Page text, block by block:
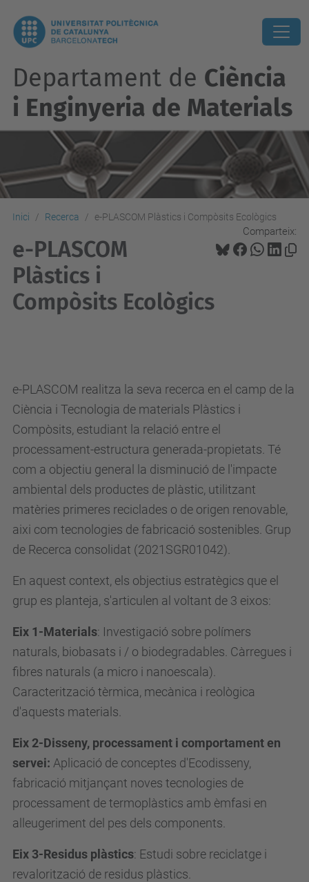
Departament de Ciència
i Enginyeria de Materials
Inici Recerca e-PLASCOM Plàstics i Compòsits Ecològics
Comparteix:
e-PLASCOM
Plàstics i
Compòsits Ecològics
e-PLASCOM realitza la seva recerca en el camp de la
Ciència i Tecnologia de materials Plàstics i
Compòsits, estudiant la relació entre el
processament-estructura generada-propietats. Té
com a objectiu general la disminució de l'impacte
ambiental dels productes de plàstic, utilitzant
matèries primeres reciclades o de origen renovable,
aixi com tecnologies de fabricació sostenibles. Grup
de Recerca consolidat (2021SGR01042).
En aquest context, els objectius estratègics que el
grup es planteja, s'articulen al voltant de 3 eixos:
Eix 1-Materials: Investigació sobre polímers
naturals, biobasats i / o biodegradables. Càrregues i
fibres naturals (a micro i nanoescala).
Caracterització tèrmica, mecànica i reològica
d'aquests materials.
Eix 2-Disseny, processament i comportament en
servei: Aplicació de conceptes d'Ecodisseny,
fabricació mitjançant noves tecnologies de
processament de termoplàstics amb èmfasi en
alleugeriment del pes dels components.
Eix 3-Residus plàstics: Estudi sobre reciclatge i
revalorització de residus plàstics.